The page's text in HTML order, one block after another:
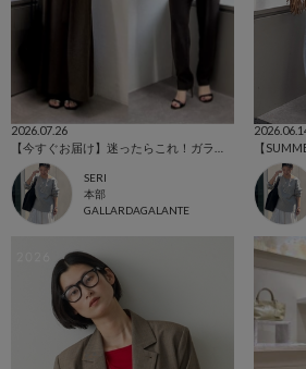
2026.07.26
SERI
本部
GALLARDAGALANTE